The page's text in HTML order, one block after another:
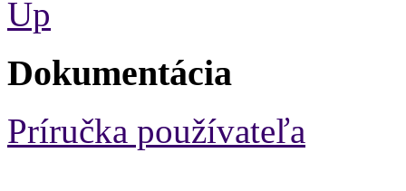
Dokumentácia
Príručka používateľa